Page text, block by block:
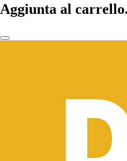
Aggiunta al